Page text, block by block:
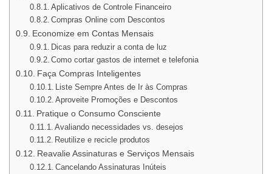
Aplicativos de Controle Financeiro
Compras Online com Descontos
Economize em Contas Mensais
Dicas para reduzir a conta de luz
Como cortar gastos de internet e telefonia
Faça Compras Inteligentes
Liste Sempre Antes de Ir às Compras
Aproveite Promoções e Descontos
Pratique o Consumo Consciente
Avaliando necessidades vs. desejos
Reutilize e recicle produtos
Reavalie Assinaturas e Serviços Mensais
Cancelando Assinaturas Inúteis